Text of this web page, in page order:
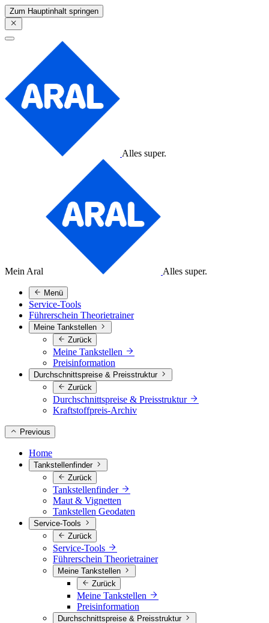
Zum Hauptinhalt springen
Alles super.
Mein Aral Alles super.
Menü
Service-Tools
Führerschein Theorietrainer
Meine Tankstellen
Zurück
Meine Tankstellen
Preisinformation
Durchschnittspreise & Preisstruktur
Zurück
Durchschnittspreise & Preisstruktur
Kraftstoffpreis-Archiv
Previous
Home
Tankstellenfinder
Zurück
Tankstellenfinder
Maut & Vignetten
Tankstellen Geodaten
Service-Tools
Zurück
Service-Tools
Führerschein Theorietrainer
Meine Tankstellen
Zurück
Meine Tankstellen
Preisinformation
Durchschnittspreise & Preisstruktur